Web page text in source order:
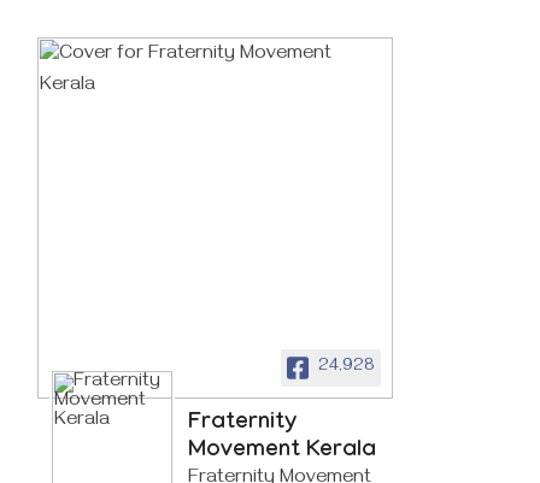
24,928
Fraternity
Movement Kerala